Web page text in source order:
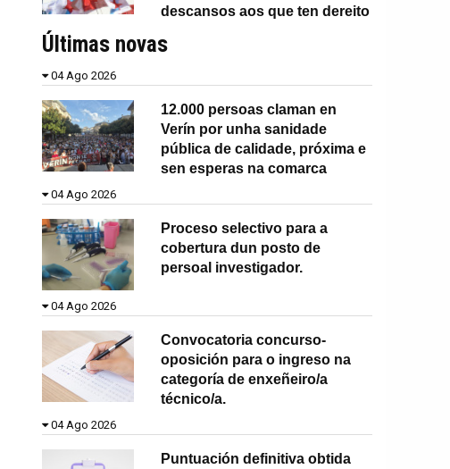
descansos aos que ten dereito
Últimas novas
04 Ago 2026
12.000 persoas claman en
Verín por unha sanidade
pública de calidade, próxima e
sen esperas na comarca
04 Ago 2026
Proceso selectivo para a
cobertura dun posto de
persoal investigador.
04 Ago 2026
Convocatoria concurso-
oposición para o ingreso na
categoría de enxeñeiro/a
técnico/a.
04 Ago 2026
Puntuación definitiva obtida